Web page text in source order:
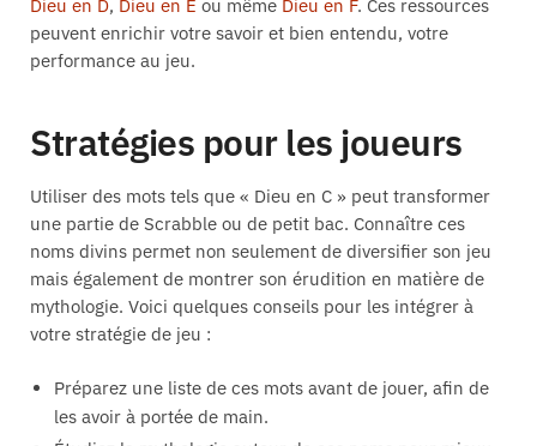
Dieu en D, Dieu en E ou même Dieu en F. Ces ressources
peuvent enrichir votre savoir et bien entendu, votre
performance au jeu.
Stratégies pour les joueurs
Utiliser des mots tels que « Dieu en C » peut transformer
une partie de Scrabble ou de petit bac. Connaître ces
noms divins permet non seulement de diversifier son jeu
mais également de montrer son érudition en matière de
mythologie. Voici quelques conseils pour les intégrer à
votre stratégie de jeu :
Préparez une liste de ces mots avant de jouer, afin de
les avoir à portée de main.